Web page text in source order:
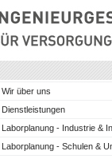
Wir über uns
Dienstleistungen
Laborplanung - Industrie &
Laborplanung - Schulen &